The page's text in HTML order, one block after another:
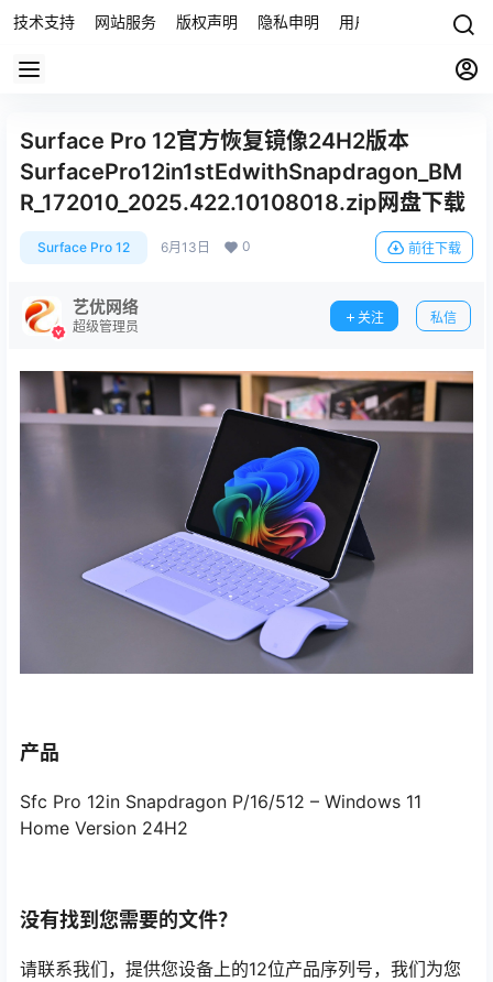
技术支持 网站服务 版权声明 隐私申明 用户协议 联系我们
Surface Pro 12官方恢复镜像24H2版本
SurfacePro12in1stEdwithSnapdragon_BM
R_172010_2025.422.10108018.zip网盘下载
Surface Pro 12 6月13日 0 前往下载
艺优网络
超级管理员
关注 私信
产品
Sfc Pro 12in Snapdragon P/16/512 – Windows 11
Home Version 24H2
没有找到您需要的文件？
请联系我们，提供您设备上的12位产品序列号，我们为您